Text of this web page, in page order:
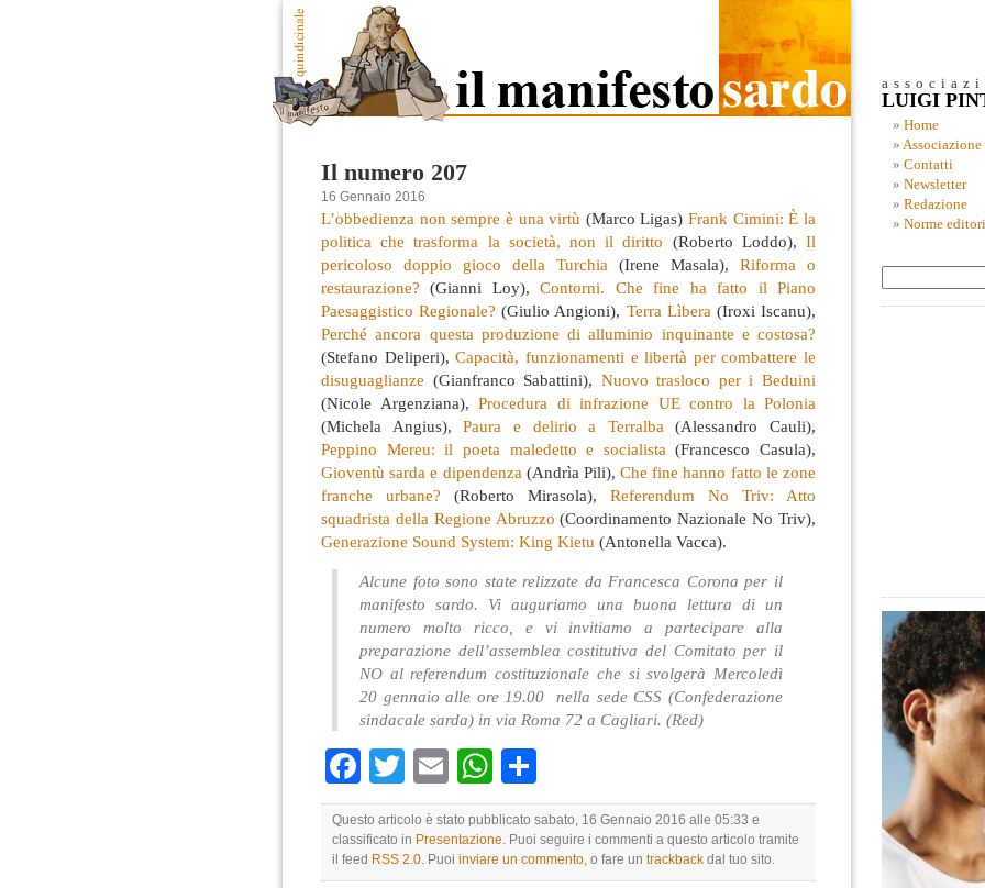
Il numero 207
16 Gennaio 2016
L’obbedienza non sempre è una virtù (Marco Ligas)Frank Cimini: È la
politica che trasforma la società, non il diritto (Roberto Loddo),Il
pericoloso doppio gioco della Turchia (Irene Masala), Riforma o
restaurazione? (Gianni Loy),Contorni. Che fine ha fatto il Piano
Paesaggistico Regionale? (Giulio Angioni), Terra Lìbera (Iroxi Iscanu),
Perché ancora questa produzione di alluminio inquinante e costosa?
(Stefano Deliperi),Capacità, funzionamenti e libertà per combattere le
disuguaglianze (Gianfranco Sabattini), Nuovo trasloco per i Beduini
(Nicole Argenziana), Procedura di infrazione UE contro la Polonia
(Michela Angius),Paura e delirio a Terralba (Alessandro Cauli),
Peppino Mereu: il poeta maledetto e socialista (Francesco Casula),
Gioventù sarda e dipendenza (Andrìa Pili),Che fine hanno fatto le zone
franche urbane? (Roberto Mirasola), Referendum No Triv: Atto
squadrista della Regione Abruzzo (Coordinamento Nazionale No Triv),
Generazione Sound System: King Kietu (Antonella Vacca).
Alcune foto sono state relizzate da Francesca Corona per il
manifesto sardo. Vi auguriamo una buona lettura di un
numero molto ricco, e vi invitiamo a partecipare alla
preparazione dell’assemblea costitutiva del Comitato per il
NO al referendum costituzionale che si svolgerà Mercoledì
20 gennaio alle ore 19.00 nella sede CSS (Confederazione
sindacale sarda) in via Roma 72 a Cagliari. (Red)
Facebook
TwitterEmailWhatsApp
Questo articolo è stato pubblicato sabato, 16 Gennaio 2016 alle 05:33 e
classificato in Presentazione. Puoi seguire i commenti a questo articolo tramite
il feed RSS 2.0. Puoi inviare un commento, o fare un trackback dal tuo sito.
LUIGI
Home
Associazione
Contatti
Newsletter
Redazione
Norme